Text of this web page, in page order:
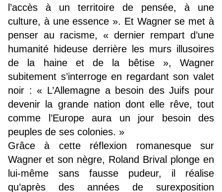
l’accès à un territoire de pensée, à une
culture, à une essence ». Et Wagner se met à
penser au racisme, « dernier rempart d’une
humanité hideuse derrière les murs illusoires
de la haine et de la bêtise », Wagner
subitement s’interroge en regardant son valet
noir : « L’Allemagne a besoin des Juifs pour
devenir la grande nation dont elle rêve, tout
comme l’Europe aura un jour besoin des
peuples de ses colonies. »
Grâce à cette réflexion romanesque sur
Wagner et son nègre, Roland Brival plonge en
lui-même sans fausse pudeur, il réalise
qu’après des années de surexposition